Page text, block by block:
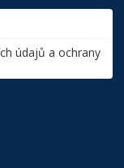
údajů a ochrany